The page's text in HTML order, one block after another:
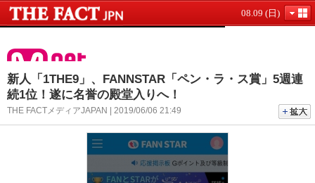
08.09 (日)
新人「1THE9」、FANNSTAR「ペン・ラ・ス賞」5週連
続1位！遂に名誉の殿堂入りへ！
THE FACTメディアJAPAN | 2019/06/06 21:49